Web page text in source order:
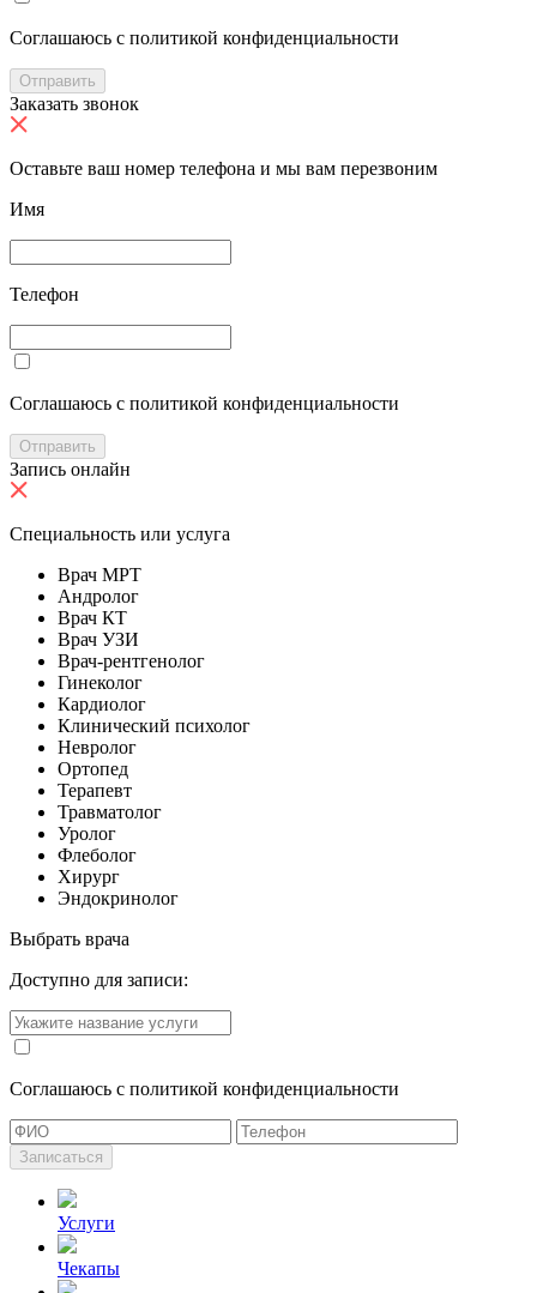
Cоглашаюсь с политикой конфиденциальности
Отправить
Заказать звонок
Оставьте ваш номер телефона и мы вам перезвоним
Имя
Телефон
Cоглашаюсь с политикой конфиденциальности
Отправить
Запись онлайн
Специальность или услуга
Врач МРТ
Андролог
Врач КТ
Врач УЗИ
Врач-рентгенолог
Гинеколог
Кардиолог
Клинический психолог
Невролог
Ортопед
Терапевт
Травматолог
Уролог
Флеболог
Хирург
Эндокринолог
Выбрать врача
Доступно для записи:
Cоглашаюсь с политикой конфиденциальности
Записаться
Услуги
Чекапы